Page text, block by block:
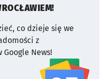
co dzieje się we
z
News!